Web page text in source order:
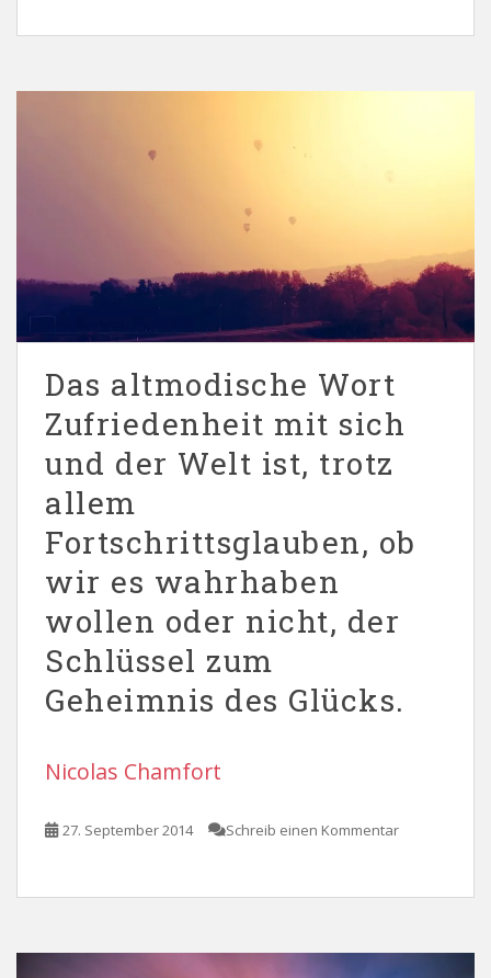
Das altmodische Wort
Zufriedenheit mit sich
und der Welt ist, trotz
allem
Fortschrittsglauben, ob
wir es wahrhaben
wollen oder nicht, der
Schlüssel zum
Geheimnis des Glücks.
Nicolas Chamfort
27. September 2014 Schreib einen Kommentar